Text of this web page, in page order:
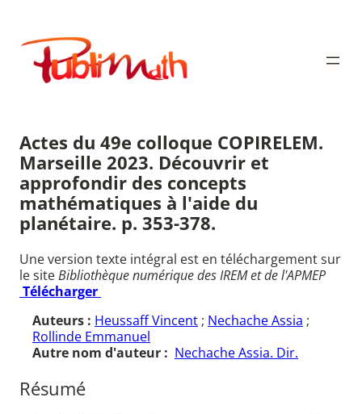
contenu
Publimath
Actes du 49e colloque COPIRELEM.
Marseille 2023. Découvrir et
approfondir des concepts
mathématiques à l'aide du
planétaire. p. 353-378.
Une version texte intégral est en téléchargement sur
le siteBibliothèque numérique des IREM et de l'APMEP
Télécharger
Auteurs : Heussaff Vincent ; Nechache Assia ;
Rollinde Emmanuel
Autre nom d'auteur : Nechache Assia. Dir.
Résumé